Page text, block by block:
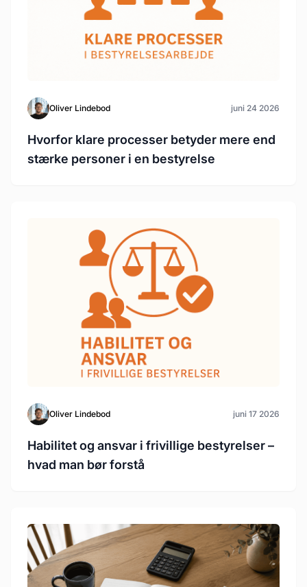
Oliver Lindebod juni 24 2026
Hvorfor klare processer betyder mere end
stærke personer i en bestyrelse
Oliver Lindebod juni 17 2026
Habilitet og ansvar i frivillige bestyrelser –
hvad man bør forstå